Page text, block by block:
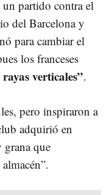
partido contra el
del Barcelona y
para cambiar el
los franceses
verticales”.
pero inspiraron a
adquirió en
grana que